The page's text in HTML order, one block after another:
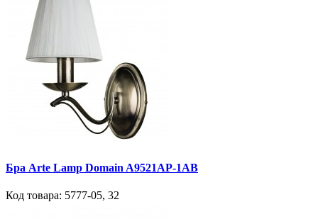
Бра Arte Lamp Domain A9521AP-1AB
Код товара: 5777-05, 32